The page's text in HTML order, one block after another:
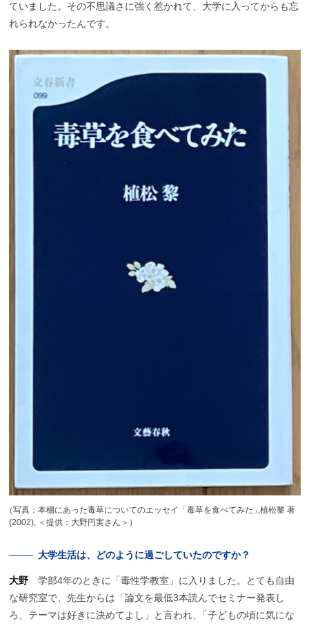
ていました。その不思議さに強く惹かれて、大学に入ってからも忘
れられなかったんです。
（写真：本棚にあった毒草についてのエッセイ「毒草を食べてみた 」 ,植松黎 著
(2002), ＜提供：大野円実さん＞）
大学生活は、 どのように過ごしていたのですか？
大野学部4年のときに「毒性学教室」に入りました。とても自由
な研究室で、先生からは「論文を最低3本読んでセミナー発表し
ろ、テーマは好きに決めてよし」と言われ、
「子どもの頃に気にな